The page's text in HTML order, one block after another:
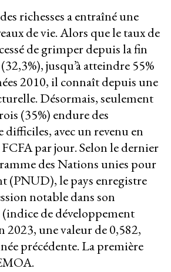
richesses a entraîné une
de vie. Alors que le taux de
de grimper depuis la fin
jusqu’à atteindre 55%
2010, il connaît depuis une
Désormais, seulement
(35%) endure des
avec un revenu en
par jour. Selon le dernier
des Nations unies pour
(PNUD), le pays enregistre
notable dans son
de développement
2023, une valeur de 0,582,
précédente. La première